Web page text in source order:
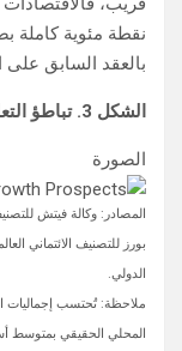
بالعقد السابق على
الشكل 3. تباطؤ التعافي وضعف آفاق النمو
الصورة
المصادر: وكالة فيتش
بورز للتصنيف الائتماني
الدولي.
ملاحظة: تُحتسب إجماليات
المحلي الحقيقي بمتوسط